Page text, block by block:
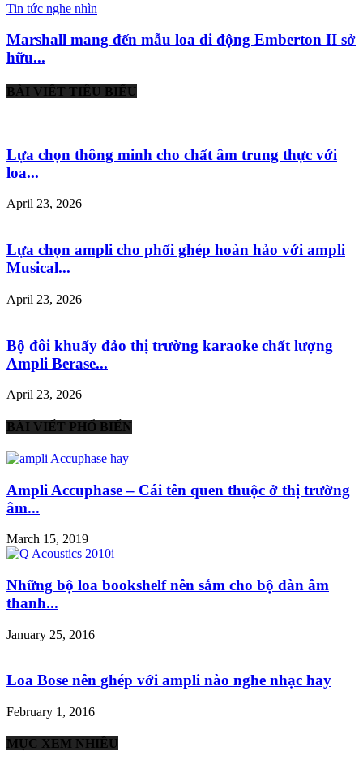
Tin tức nghe nhìn
Marshall mang đến mẫu loa di động Emberton II sở
hữu...
BÀI VIẾT TIÊU BIỂU
Lựa chọn thông minh cho chất âm trung thực với
loa...
April 23, 2026
Lựa chọn ampli cho phối ghép hoàn hảo với ampli
Musical...
April 23, 2026
Bộ đôi khuấy đảo thị trường karaoke chất lượng
Ampli Berase...
April 23, 2026
BÀI VIẾT PHỔ BIẾN
Ampli Accuphase – Cái tên quen thuộc ở thị trường
âm...
March 15, 2019
Những bộ loa bookshelf nên sắm cho bộ dàn âm
thanh...
January 25, 2016
Loa Bose nên ghép với ampli nào nghe nhạc hay
February 1, 2016
MỤC XEM NHIỀU